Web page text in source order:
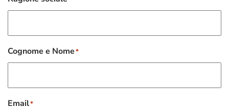
Cognome e Nome*
Email*